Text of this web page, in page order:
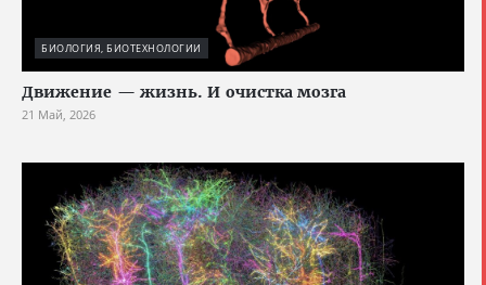
БИОЛОГИЯ, БИОТЕХНОЛОГИИ
Движение — жизнь. И очистка мозга
21 Май, 2026